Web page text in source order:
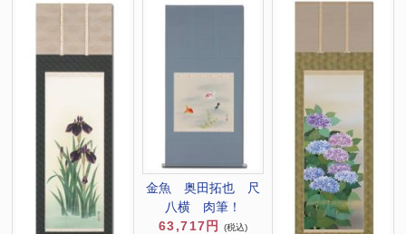
金魚 奥田拓也 尺
八横 肉筆！
63,717円
(税込)